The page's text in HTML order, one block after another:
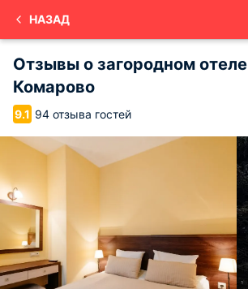
НАЗАД
Отзывы о загородном отеле
Комарово
9.1 94 отзыва гостей